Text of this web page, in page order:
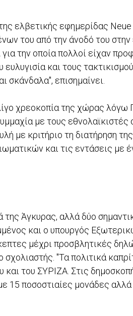
ελβετικής εφημερίδας
του από την άνοδό του στην
την οποία πολλοί είχαν
και τους
σκάνδαλα", επισημαίνει.
χρεοκοπία της χώρας λόγω
με τους
με κριτήριο τη διατήρηση
και τις εντάσεις με
Άγκυρας, αλλά δύο
και ο υπουργός
μέχρι προσβλητικές
"Τα πολιτικά
του ΣΥΡΙΖΑ. Στις
ποσοστιαίες μονάδες αλλά